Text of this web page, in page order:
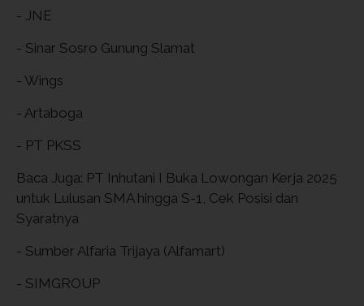
- JNE
- Sinar Sosro Gunung Slamat
- Wings
- Artaboga
- PT PKSS
Baca Juga: PT Inhutani I Buka Lowongan Kerja 2025
untuk Lulusan SMA hingga S-1, Cek Posisi dan
Syaratnya
- Sumber Alfaria Trijaya (Alfamart)
- SIMGROUP